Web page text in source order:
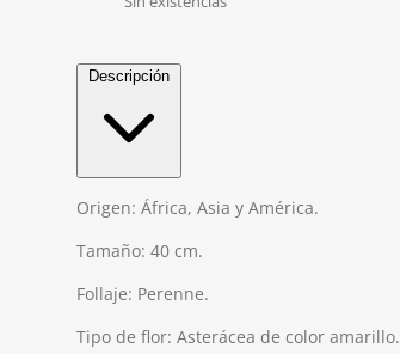
Descripción
Origen: África, Asia y América.
Tamaño: 40 cm.
Follaje: Perenne.
Tipo de flor: Asterácea de color amarillo.